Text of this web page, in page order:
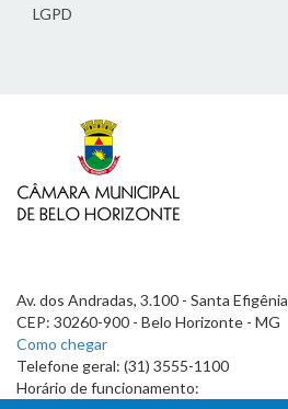
LGPD
Av. dos Andradas, 3.100 - Santa Efigênia
CEP: 30260-900 - Belo Horizonte - MG
Como chegar
Telefone geral: (31) 3555-1100
Horário de funcionamento: